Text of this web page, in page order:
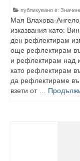
публикувано в:
Мая Влахова-
изказвания като:
ден рефлектирам
още рефлектирам
и рефлектирам над
като рефлектирам
да рефлектираме
взети от …